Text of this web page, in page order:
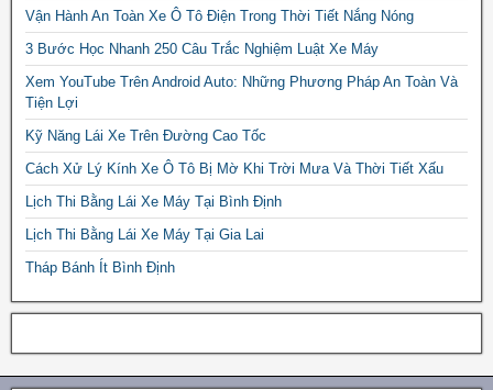
Vận Hành An Toàn Xe Ô Tô Điện Trong Thời Tiết Nắng Nóng
3 Bước Học Nhanh 250 Câu Trắc Nghiệm Luật Xe Máy
Xem YouTube Trên Android Auto: Những Phương Pháp An Toàn Và
Tiện Lợi
Kỹ Năng Lái Xe Trên Đường Cao Tốc
Cách Xử Lý Kính Xe Ô Tô Bị Mờ Khi Trời Mưa Và Thời Tiết Xấu
Lịch Thi Bằng Lái Xe Máy Tại Bình Định
Lịch Thi Bằng Lái Xe Máy Tại Gia Lai
Tháp Bánh Ít Bình Định